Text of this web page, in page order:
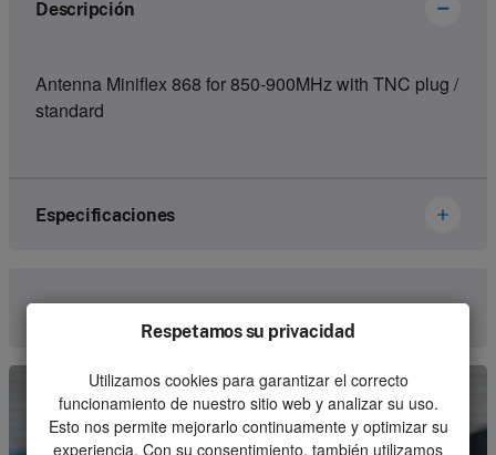
Descripción
Antenna Miniflex 868 for 850-900MHz with TNC plug /
standard
Especificaciones
56504100
Receiver
Unit
Piece
Comunica con nosotros
Respetamos su privacidad
Utilizamos cookies para garantizar el correcto
funcionamiento de nuestro sitio web y analizar su uso.
Esto nos permite mejorarlo continuamente y optimizar su
experiencia. Con su consentimiento, también utilizamos